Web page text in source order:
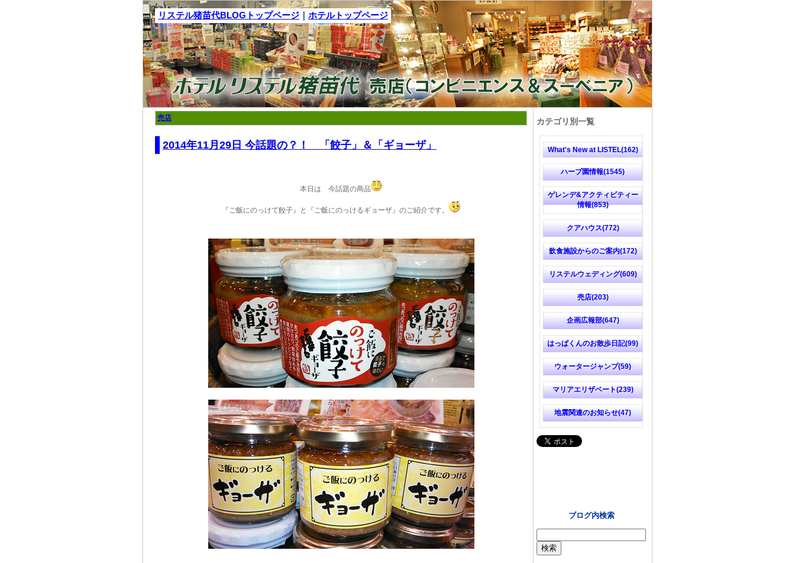
リステル猪苗代BLOGトップページ ｜ ホテルトップページ
カテゴリ別一覧
What's New at LISTEL(162)
ハーブ園情報(1545)
ゲレンデ&アクティビティー
情報(853)
クアハウス(772)
飲食施設からのご案内(172)
リステルウェディング(609)
売店(203)
企画広報部(647)
はっぱくんのお散歩日記(99)
ウォータージャンプ(59)
マリアエリザベート(239)
地震関連のお知らせ(47)
ブログ内検索
売店
2014年11月29日 今話題の？！ 「餃子」＆「ギョーザ」
本日は 今話題の商品
『ご飯にのっけて餃子』と 『ご飯にのっけるギョーザ』 のご紹介です。